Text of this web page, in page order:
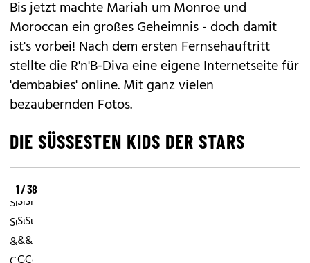
Bis jetzt machte Mariah um Monroe und
Moroccan ein großes Geheimnis - doch damit
ist's vorbei! Nach dem ersten Fernsehauftritt
stellte die R'n'B-Diva eine eigene Internetseite für
'dembabies'online. Mit ganz vielen
bezaubernden Fotos.
DIE SÜSSESTEN KIDS DER STARS
1 / 38
Shiloh,
Suri
&
Shiloh,
Suri
&
Shiloh,
Suri
&